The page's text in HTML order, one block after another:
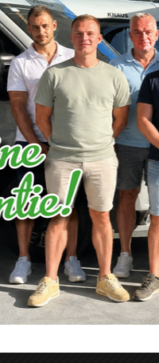
helaas geen tijd om
de zelfde lampjes in
besteld voor uw Laika X
wij de vastgestelde prijs
opgevraagd en deze
retour te nemen en het
verlichting, hebben wij u
Helaas was u niet in